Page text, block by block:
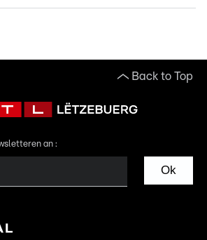
Back to Top
an :
Ok